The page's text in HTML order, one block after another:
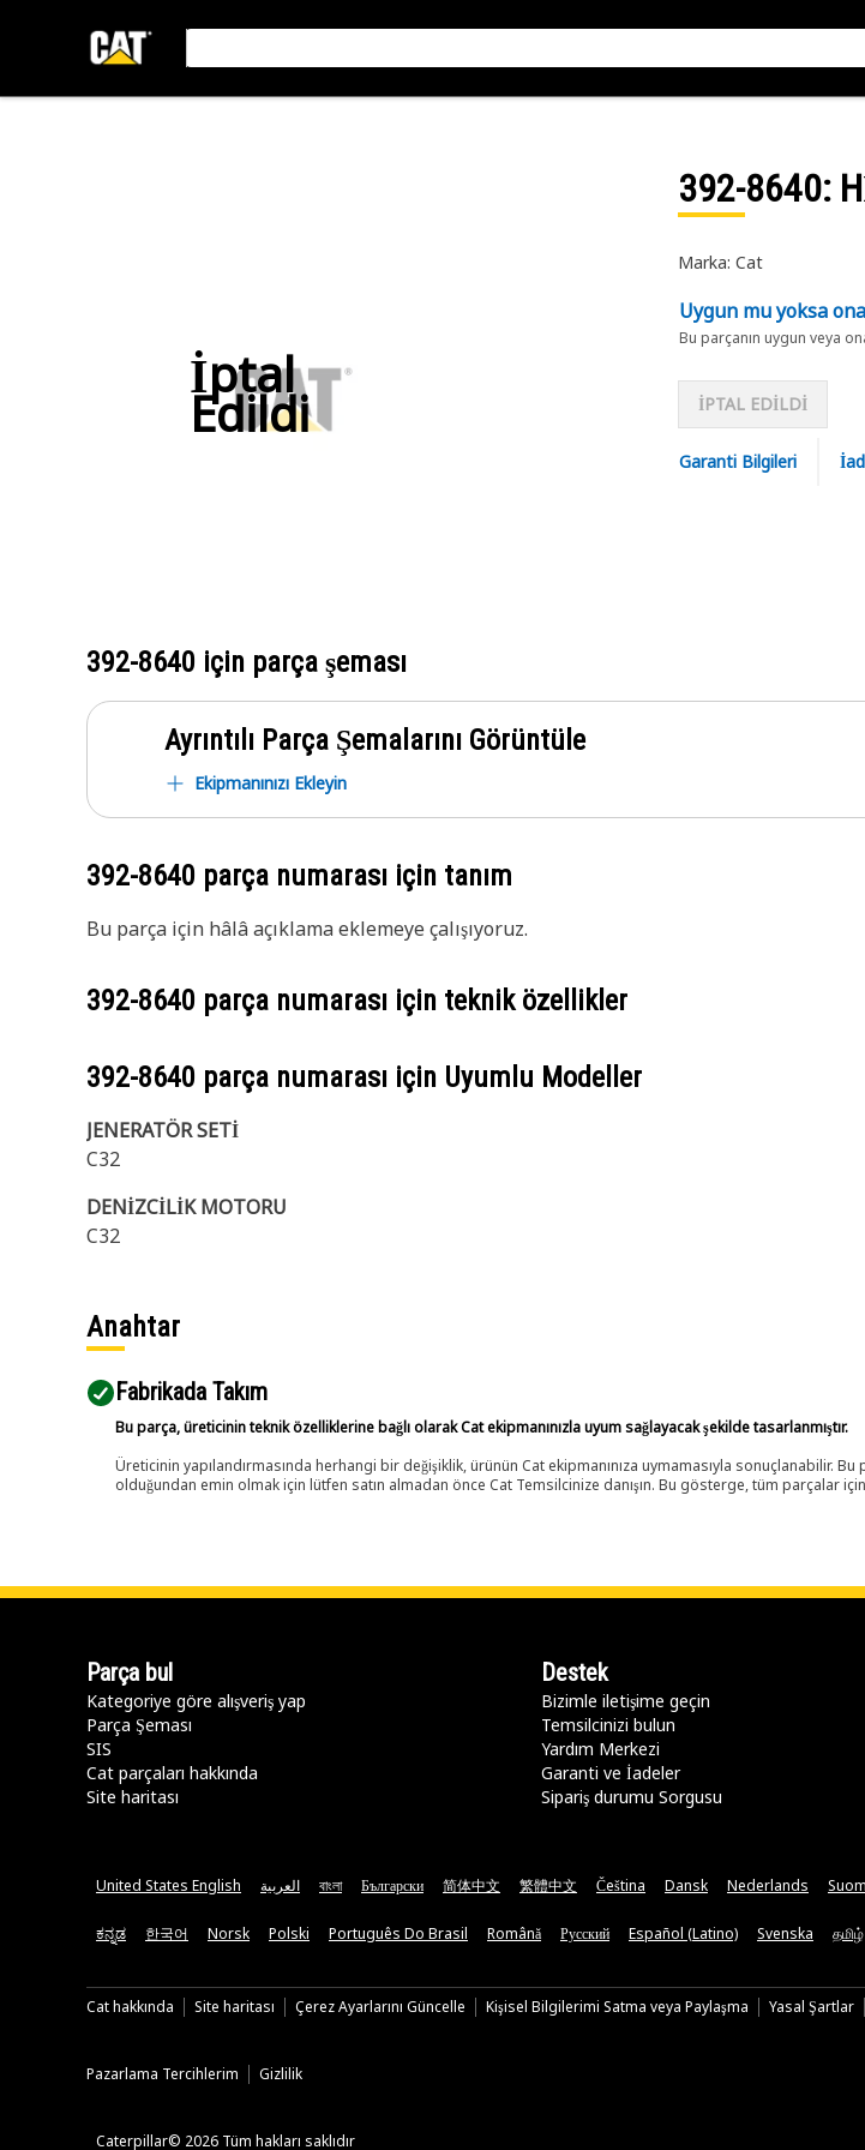
İptal
Edildi
392-8640:
Marka: Cat
Uygun mu yoksa
Bu parçanın uygun veya
İPTAL EDİLDİ
Garanti Bilgileri
392-8640 için parça şeması
Ayrıntılı Parça Şemalarını Görüntüle
Ekipmanınızı Ekleyin
392-8640 parça numarası için tanım
Bu parça için hâlâ açıklama eklemeye çalışıyoruz.
392-8640 parça numarası için teknik özellikler
392-8640 parça numarası için Uyumlu Modeller
JENERATÖR SETİ
C32
DENİZCİLİK MOTORU
C32
Anahtar
Fabrikada Takım
Bu parça, üreticinin teknik özelliklerine bağlı olarak Cat ekipmanınızla uyum sağlayacak şekilde tasarlanmıştır.
Üreticinin yapılandırmasında herhangi bir değişiklik, ürünün Cat ekipmanınıza uymamasıyla sonuçlanabilir.
olduğundan emin olmak için lütfen satın almadan önce Cat Temsilcinize danışın. Bu gösterge, tüm parçalar
Parça bul
Kategoriye göre alışveriş yap
Parça Şeması
SIS
Cat parçaları hakkında
Site haritası
Destek
Bizimle iletişime geçin
Temsilcinizi bulun
Yardım Merkezi
Garanti ve İadeler
Sipariş durumu Sorgusu
United States English العربية বাংলা Български 简体中文 繁體中文 Čeština Dansk Nederlands
ಕನ್ನಡ 한국어 Norsk Polski Português Do Brasil Română Русский Español (Latino) Svenska தமிழ்
Cat hakkında Site haritası Çerez Ayarlarını Güncelle Kişisel Bilgilerimi Satma veya Paylaşma Yasal Şartlar
Pazarlama Tercihlerim Gizlilik
Caterpillar© 2026 Tüm hakları saklıdır